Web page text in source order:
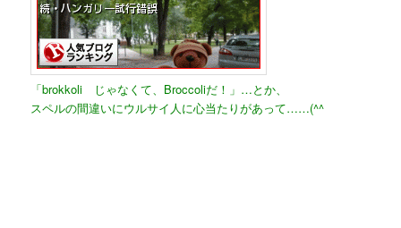
「brokkoli じゃなくて、Broccoliだ！」…とか、
スペルの間違いにウルサイ人に心当たりがあって……(^^ゞ